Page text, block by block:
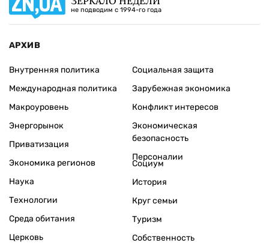
не подводим с 1994-го года
АРХИВ
Внутренняя политика
Международная политика
Макроуровень
Энергорынок
Приватизация
Экономика регионов
Социальная защита
Зарубежная экономика
Конфликт интересов
Экономическая
безопасность
Персоналии
Наука
Технологии
Среда обитания
Церковь
Социум
История
Круг семьи
Туризм
Собственность